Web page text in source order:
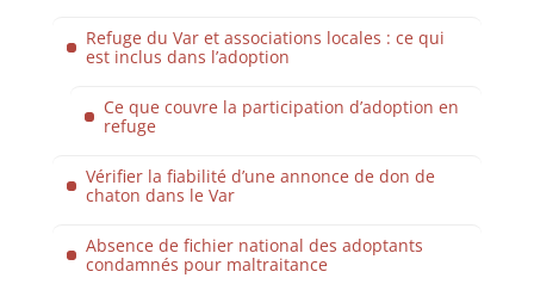
Refuge du Var et associations locales : ce qui
est inclus dans l’adoption
Ce que couvre la participation d’adoption en
refuge
Vérifier la fiabilité d’une annonce de don de
chaton dans le Var
Absence de fichier national des adoptants
condamnés pour maltraitance